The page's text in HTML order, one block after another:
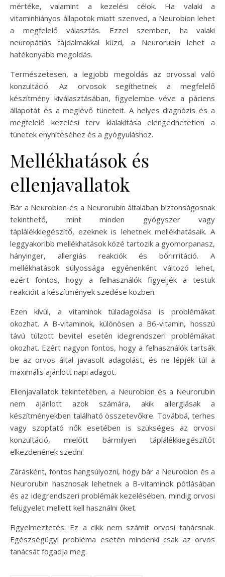
mértéke, valamint a kezelési célok. Ha valaki a
vitaminhiányos állapotok miatt szenved, a Neurobion lehet
a megfelelő választás. Ezzel szemben, ha valaki
neuropátiás fájdalmakkal küzd, a Neurorubin lehet a
hatékonyabb megoldás.
Természetesen, a legjobb megoldás az orvossal való
konzultáció. Az orvosok segíthetnek a megfelelő
készítmény kiválasztásában, figyelembe véve a páciens
állapotát és a meglévő tüneteit. A helyes diagnózis és a
megfelelő kezelési terv kialakítása elengedhetetlen a
tünetek enyhítéséhez és a gyógyuláshoz.
Mellékhatások és
ellenjavallatok
Bár a Neurobion és a Neurorubin általában biztonságosnak
tekinthető, mint minden gyógyszer vagy
táplálékkiegészítő, ezeknek is lehetnek mellékhatásaik. A
leggyakoribb mellékhatások közé tartozik a gyomorpanasz,
hányinger, allergiás reakciók és bőrirritáció. A
mellékhatások súlyossága egyénenként változó lehet,
ezért fontos, hogy a felhasználók figyeljék a testük
reakcióit a készítmények szedése közben.
Ezen kívül, a vitaminok túladagolása is problémákat
okozhat. A B-vitaminok, különösen a B6-vitamin, hosszú
távú túlzott bevitel esetén idegrendszeri problémákat
okozhat. Ezért nagyon fontos, hogy a felhasználók tartsák
be az orvos által javasolt adagolást, és ne lépjék túl a
maximális ajánlott napi adagot.
Ellenjavallatok tekintetében, a Neurobion és a Neurorubin
nem ajánlott azok számára, akik allergiásak a
készítményekben található összetevőkre. Továbbá, terhes
vagy szoptató nők esetében is szükséges az orvosi
konzultáció, mielőtt bármilyen táplálékkiegészítőt
elkezdenének szedni.
Zárásként, fontos hangsúlyozni, hogy bár a Neurobion és a
Neurorubin hasznosak lehetnek a B-vitaminok pótlásában
és az idegrendszeri problémák kezelésében, mindig orvosi
felügyelet mellett kell használni őket.
Figyelmeztetés: Ez a cikk nem számít orvosi tanácsnak.
Egészségügyi probléma esetén mindenki csak az orvos
tanácsát fogadja meg.